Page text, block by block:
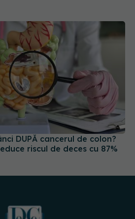
DUPĂ cancerul de colon?
riscul de deces cu 87%
NE PE: